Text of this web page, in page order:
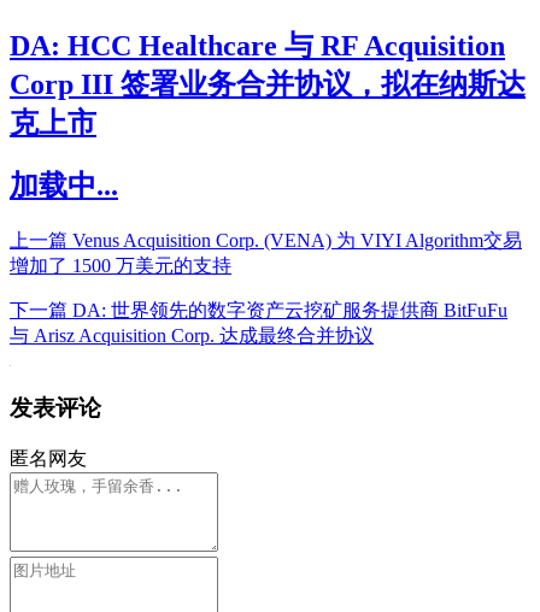
DA: HCC Healthcare 与 RF Acquisition
Corp III 签署业务合并协议，拟在纳斯达
克上市
加载中...
上一篇 Venus Acquisition Corp. (VENA) 为 VIYI Algorithm交易
增加了 1500 万美元的支持
下一篇 DA: 世界领先的数字资产云挖矿服务提供商 BitFuFu
与 Arisz Acquisition Corp. 达成最终合并协议
发表评论
匿名网友